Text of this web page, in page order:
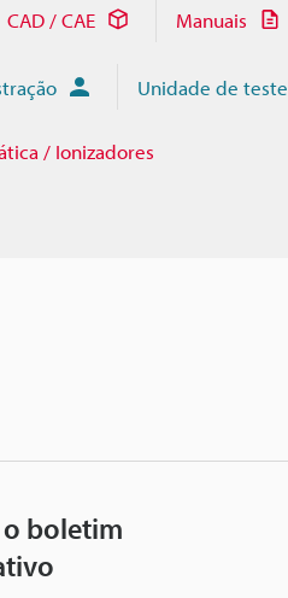
CAD / CAE Manuais
Unidade de teste
/ Ionizadores
boletim